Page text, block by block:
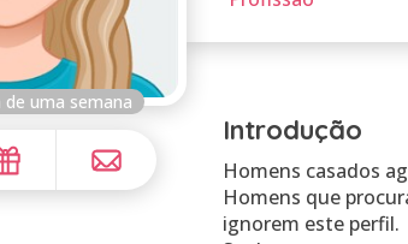
de uma semana
Introdução
Homens casados
Homens que
ignorem este perfil.